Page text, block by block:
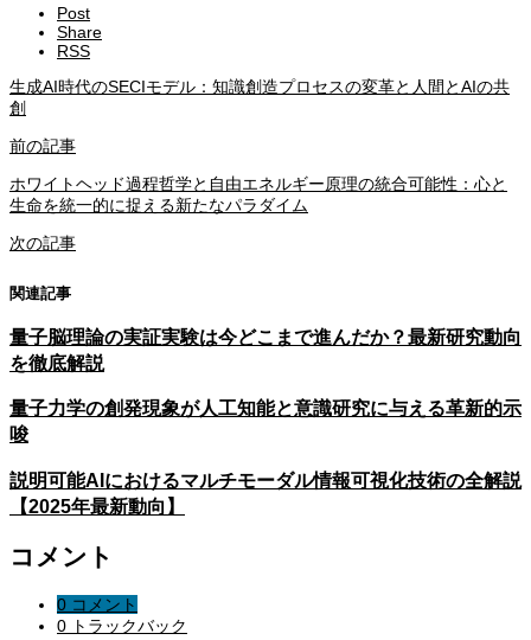
Post
Share
RSS
生成AI時代のSECIモデル：知識創造プロセスの変革と人間とAIの共
創
前の記事
ホワイトヘッド過程哲学と自由エネルギー原理の統合可能性：心と
生命を統一的に捉える新たなパラダイム
次の記事
関連記事
量子脳理論の実証実験は今どこまで進んだか？最新研究動向
を徹底解説
量子力学の創発現象が人工知能と意識研究に与える革新的示
唆
説明可能AIにおけるマルチモーダル情報可視化技術の全解説
【2025年最新動向】
コメント
0 コメント
0 トラックバック